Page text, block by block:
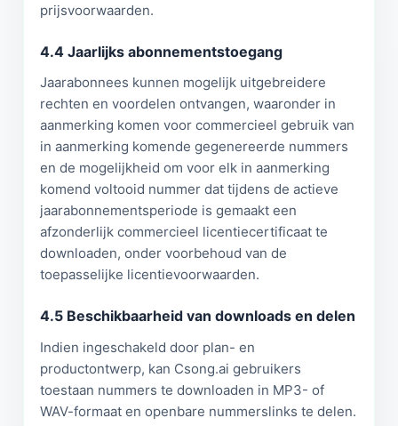
prijsvoorwaarden.
4.4 Jaarlijks abonnementstoegang
Jaarabonnees kunnen mogelijk uitgebreidere
rechten en voordelen ontvangen, waaronder in
aanmerking komen voor commercieel gebruik van
in aanmerking komende gegenereerde nummers
en de mogelijkheid om voor elk in aanmerking
komend voltooid nummer dat tijdens de actieve
jaarabonnementsperiode is gemaakt een
afzonderlijk commercieel licentiecertificaat te
downloaden, onder voorbehoud van de
toepasselijke licentievoorwaarden.
4.5 Beschikbaarheid van downloads en delen
Indien ingeschakeld door plan- en
productontwerp, kan Csong.ai gebruikers
toestaan nummers te downloaden in MP3- of
WAV-formaat en openbare nummerslinks te delen.